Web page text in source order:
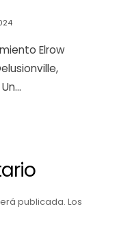
Elrow
...
publicada. Los